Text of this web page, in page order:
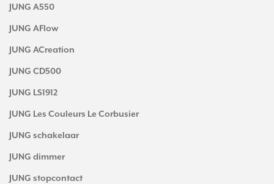
JUNG A550
JUNG AFlow
JUNG ACreation
JUNG CD500
JUNG LS1912
JUNG Les Couleurs Le Corbusier
JUNG schakelaar
JUNG dimmer
JUNG stopcontact